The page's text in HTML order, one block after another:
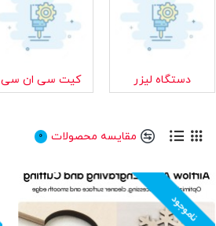
دستگاه لیزر کیت سی ان سی
مقایسه محصولات 0
ناموجود